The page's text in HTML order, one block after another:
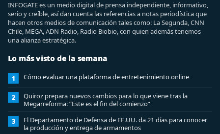
INFOGATE es un medio digital de prensa independiente, informativo,
serio y creíble, así dan cuenta las referencias a notas periodística que
hacen otros medios de comunicación tales como: La Segunda, CNN
Chile, MEGA, ADN Radio, Radio Biobio, con quien además tenemos
una alianza estratégica.
Lo más visto de la semana
1 Cómo evaluar una plataforma de entretenimiento online
2
Quiroz prepara nuevos cambios para lo que viene tras la
Megarreforma: “Este es el fin del comienzo”
3
El Departamento de Defensa de EE.UU. da 21 días para conocer
la producción y entrega de armamentos